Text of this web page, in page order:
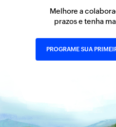
Melhore a
prazos e tenha
PROGRAME SUA